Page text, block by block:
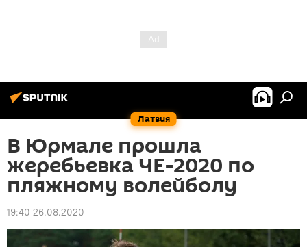
Латвия
В Юрмале прошла
жеребьевка ЧЕ-2020 по
пляжному волейболу
19:40 26.08.2020